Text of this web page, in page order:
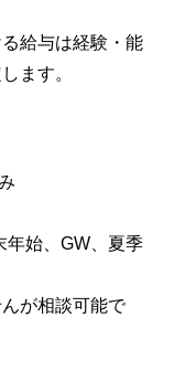
給与は経験・能
ます。
始、GW、夏季
が相談可能で